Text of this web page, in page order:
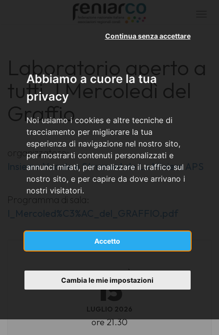
Abbiamo a cuore la tua
privacy
Noi usiamo i cookies e altre tecniche di
tracciamento per migliorare la tua
esperienza di navigazione nel nostro sito,
per mostrarti contenuti personalizzati e
annunci mirati, per analizzare il traffico sul
nostro sito, e per capire da dove arrivano i
nostri visitatori.
Accetto
Continua senza accettare
Cambia le mie impostazioni
Laboratorio aperto a
tutti_I Mercoledì del
Graffio
organizzatore:
Insieme Vocale e Strumentale La Miniera APS
Programma di sala:
I_Mercoled%C3%AC_del_GRAFFIO.pdf
MERCOLEDÌ
15
LUGLIO 2026
ore 21.30